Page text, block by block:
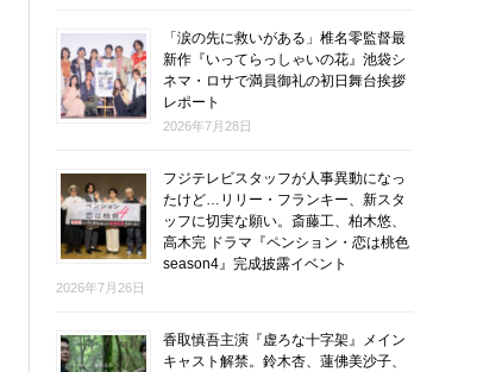
「涙の先に救いがある」椎名零監督最
新作『いってらっしゃいの花』池袋シ
ネマ・ロサで満員御礼の初日舞台挨拶
レポート
2026年7月28日
フジテレビスタッフが人事異動になっ
たけど…リリー・フランキー、新スタ
ッフに切実な願い。斎藤工、柏木悠、
高木完 ドラマ『ペンション・恋は桃色
season4』完成披露イベント
2026年7月26日
香取慎吾主演『虚ろな十字架』メイン
キャスト解禁。鈴木杏、蓮佛美沙子、